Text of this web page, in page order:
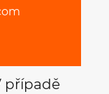
případě